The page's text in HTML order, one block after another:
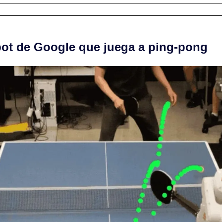
de Google que juega a ping-pong